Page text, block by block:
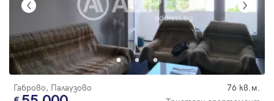
Габрово, Палаузово 76 кв.м.